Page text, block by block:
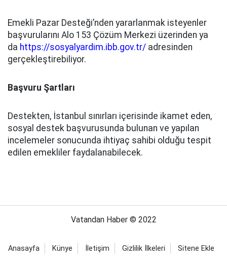
Emekli Pazar Desteği’nden yararlanmak isteyenler
başvurularını Alo 153 Çözüm Merkezi üzerinden ya
da https://sosyalyardim.ibb.gov.tr/ adresinden
gerçekleştirebiliyor.
Başvuru Şartları
Destekten, İstanbul sınırları içerisinde ikamet eden,
sosyal destek başvurusunda bulunan ve yapılan
incelemeler sonucunda ihtiyaç sahibi olduğu tespit
edilen emekliler faydalanabilecek.
Vatandan Haber © 2022
Anasayfa Künye İletişim Gizlilik İlkeleri Sitene Ekle